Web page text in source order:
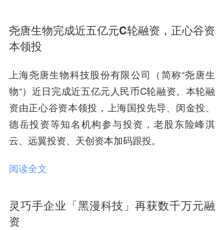
尧唐生物完成近五亿元C轮融资，正心谷资
本领投
上海尧唐生物科技股份有限公司（简称“尧唐生
物“）近日完成近五亿元人民币C轮融资。本轮融
资由正心谷资本领投，上海国投先导、闵金投、
德岳投资等知名机构参与投资，老股东险峰淇
云、远翼投资、天创资本加码跟投。
阅读全文
灵巧手企业「黑漫科技」再获数千万元融
资